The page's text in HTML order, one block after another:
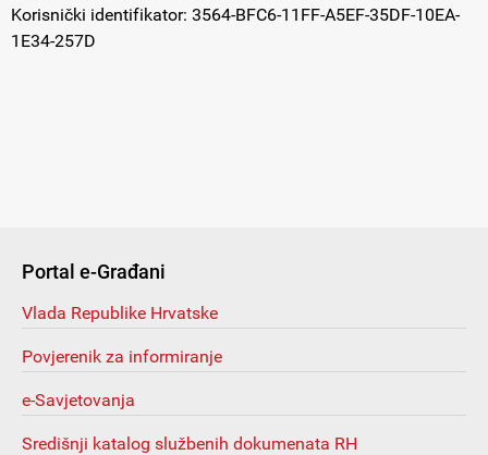
Korisnički identifikator: 3564-BFC6-11FF-A5EF-35DF-10EA-
1E34-257D
Portal e-Građani
Vlada Republike Hrvatske
Povjerenik za informiranje
e-Savjetovanja
Središnji katalog službenih dokumenata RH